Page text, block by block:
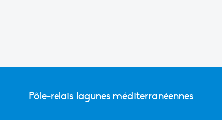
Pôle-relais lagunes méditerranéennes